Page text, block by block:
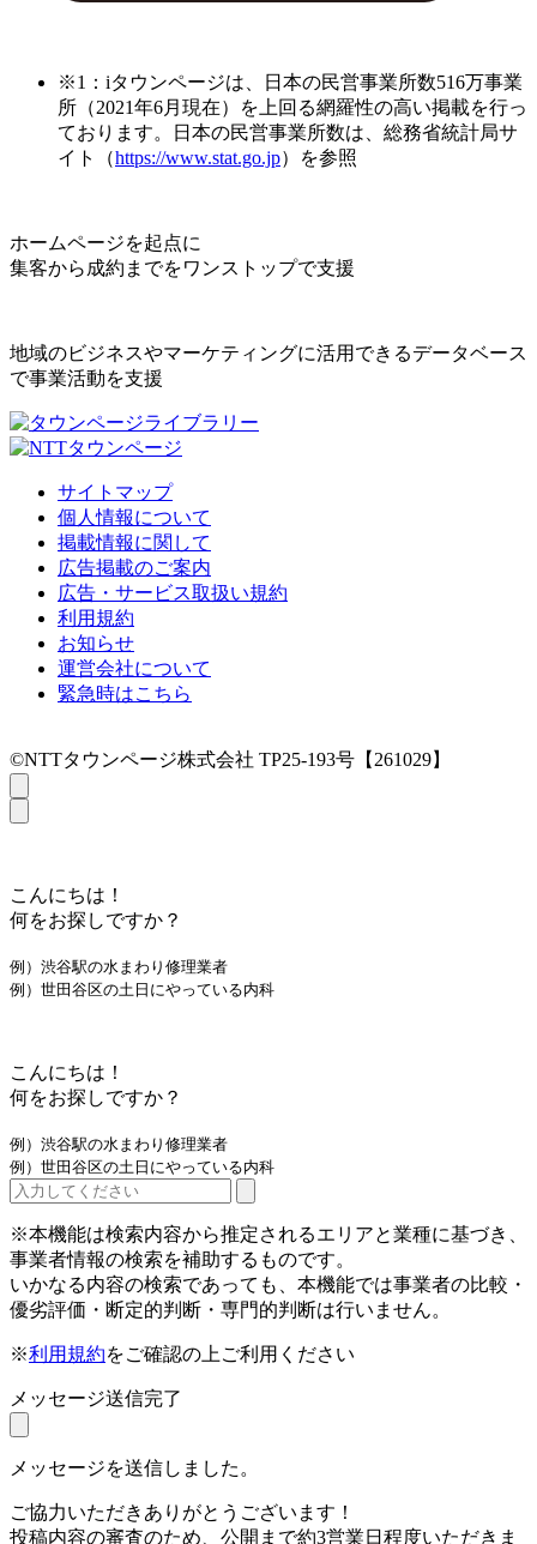
※1：iタウンページは、日本の民営事業所数516万事業
所（2021年6月現在）を上回る網羅性の高い掲載を行っ
ております。日本の民営事業所数は、総務省統計局サ
イト（https://www.stat.go.jp）を参照
ホームページを起点に
集客から成約までをワンストップで支援
地域のビジネスやマーケティングに活用できるデータベース
で事業活動を支援
サイトマップ
個人情報について
掲載情報に関して
広告掲載のご案内
広告・サービス取扱い規約
利用規約
お知らせ
運営会社について
緊急時はこちら
©NTTタウンページ株式会社 TP25-193号【261029】
こんにちは！
何をお探しですか？
例）渋谷駅の水まわり修理業者
例）世田谷区の土日にやっている内科
こんにちは！
何をお探しですか？
例）渋谷駅の水まわり修理業者
例）世田谷区の土日にやっている内科
※本機能は検索内容から推定されるエリアと業種に基づき、
事業者情報の検索を補助するものです。
いかなる内容の検索であっても、本機能では事業者の比較・
優劣評価・断定的判断・専門的判断は行いません。
※利用規約をご確認の上ご利用ください
メッセージ送信完了
メッセージを送信しました。
ご協力いただきありがとうございます！
投稿内容の審査のため、公開まで約3営業日程度いただきま